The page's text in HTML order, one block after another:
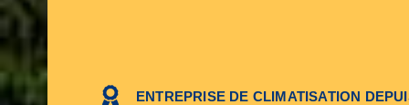
ENTREPRISE DE CLIMATISATION